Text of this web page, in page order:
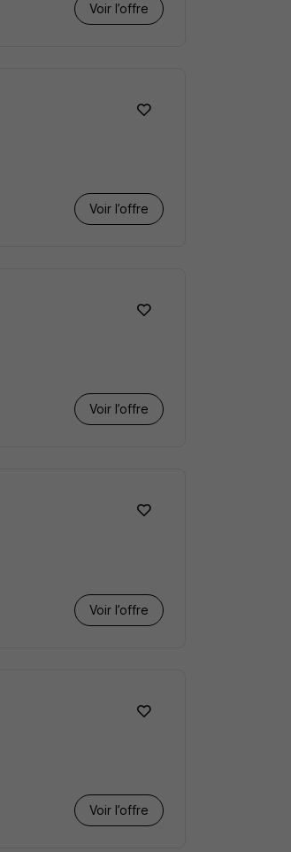
Voir l’offre
Voir l’offre
Voir l’offre
Voir l’offre
Voir l’offre